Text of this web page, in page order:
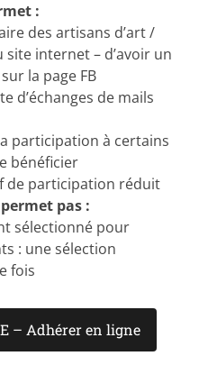
:
des artisans d’art /
internet – d’avoir un
la page FB
d’échanges de mails
participation à certains
bénéficier
de participation réduit
permet pas :
sélectionné pour
: une sélection
fois
– Adhérer en ligne